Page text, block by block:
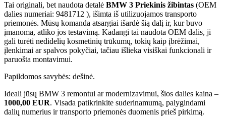
Tai originali, bet naudota detalė BMW 3 Priekinis žibintas (OEM
dalies numeriai: 9481712 ), išimta iš utilizuojamos transporto
priemonės. Mūsų komanda atsargiai išardė šią dalį ir, kur buvo
įmanoma, atliko jos testavimą. Kadangi tai naudota OEM dalis, ji
gali turėti nedidelių kosmetinių trūkumų, tokių kaip įbrėžimai,
įlenkimai ar spalvos pokyčiai, tačiau išlieka visiškai funkcionali ir
paruošta montavimui.
Papildomos savybės: dešinė.
Ideali jūsų BMW 3 remontui ar modernizavimui, šios dalies kaina –
1000,00 EUR. Visada patikrinkite suderinamumą, palygindami
dalių numerius ir transporto priemonės duomenis prieš pirkimą.